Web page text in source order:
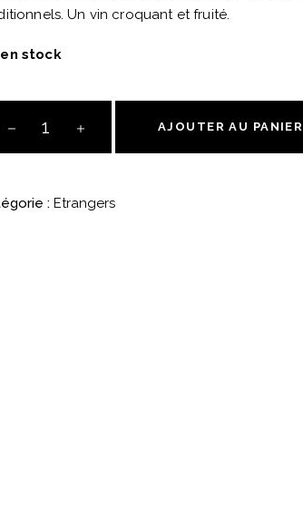
Un vin croquant et fruité.
stock
AJOUTER AU PANIER
: Etrangers